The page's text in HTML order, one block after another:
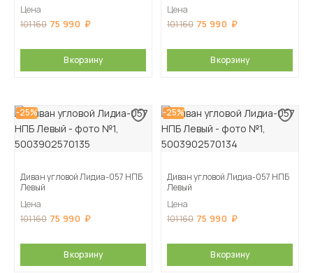
Цена
101 160 75 990
В корзину
Цена
101 160 75 990
В корзину
-25%
Диван угловой Лидиа-057 НПБ
Левый
Цена
101 160 75 990
В корзину
-25%
Диван угловой Лидиа-057 НПБ
Левый
Цена
101 160 75 990
В корзину